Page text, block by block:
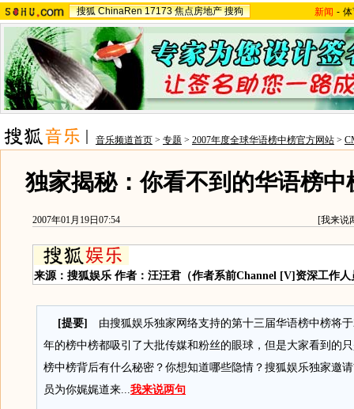
搜狐 ChinaRen 17173 焦点房地产 搜狗 新闻 -
音乐频道首页 > 专题 > 2007年度全球华语榜中榜官方网站 >
独家揭秘：你看不到的华语榜中
2007年01月19日07:54 [我来说
来源：搜狐娱乐 作者：汪汪君（作者系前Channel [V]资深工作人
[提要]
由搜狐娱乐独家网络支持的第十三届华语榜中榜将
年的榜中榜都吸引了大批传媒和粉丝的眼球，但是大家看到的
榜中榜背后有什么秘密？你想知道哪些隐情？搜狐娱乐独家邀
员为你娓娓道来...我来说两句